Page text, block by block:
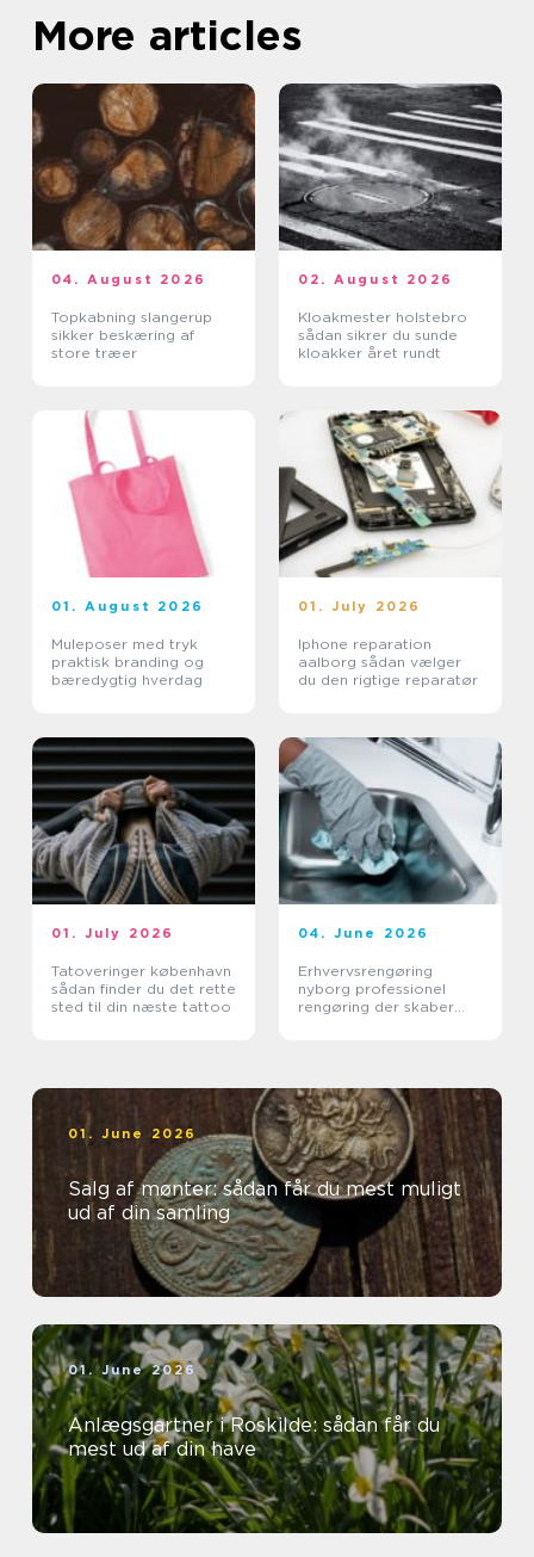
More articles
04. August 2026
Topkabning slangerup
sikker beskæring af
store træer
02. August 2026
Kloakmester holstebro
sådan sikrer du sunde
kloakker året rundt
01. August 2026
Muleposer med tryk
praktisk branding og
bæredygtig hverdag
01. July 2026
Iphone reparation
aalborg sådan vælger
du den rigtige reparatør
01. July 2026
Tatoveringer københavn
sådan finder du det rette
sted til din næste tattoo
04. June 2026
Erhvervsrengøring
nyborg professionel
rengøring der skaber
01. June 2026
Salg af mønter: sådan får du mest muligt
ud af din samling
01. June 2026
Anlægsgartner i Roskilde: sådan får du
mest ud af din have